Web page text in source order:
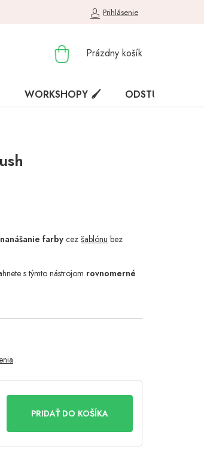
Prihlásenie
NÁKUPNÝ
Prázdny košík
WORKSHOPY 🖌️ ODSTÚPENIE
PRIDAŤ DO KOŠÍKA
farby cez šablónu bez
s týmto nástrojom rovnomerné